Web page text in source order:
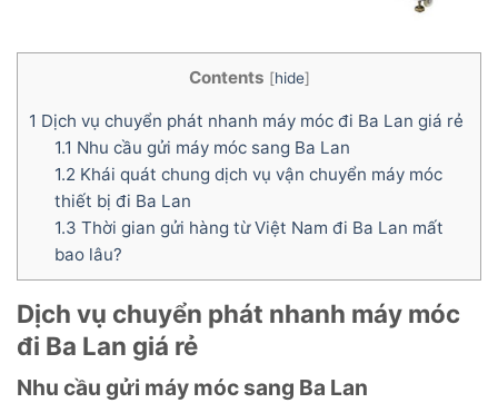
Contents [hide]
1 Dịch vụ chuyển phát nhanh máy móc đi Ba Lan giá rẻ
1.1 Nhu cầu gửi máy móc sang Ba Lan
1.2 Khái quát chung dịch vụ vận chuyển máy móc
thiết bị đi Ba Lan
1.3 Thời gian gửi hàng từ Việt Nam đi Ba Lan mất
bao lâu?
Dịch vụ chuyển phát nhanh máy móc
đi Ba Lan giá rẻ
Nhu cầu gửi máy móc sang Ba Lan